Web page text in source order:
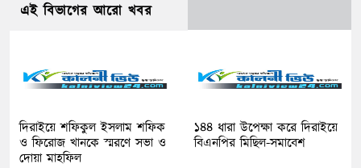
এই বিভাগের আরো খবর
দিরাইয়ে শফিকুল ইসলাম শফিক
ও ফিরোজ খানকে স্মরণে সভা ও
দোয়া মাহফিল
১৪৪ ধারা উপেক্ষা করে দিরাইয়ে
বিএনপির মিছিল-সমাবেশ